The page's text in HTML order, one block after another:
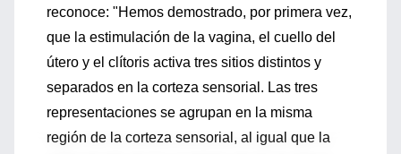
reconoce: "Hemos demostrado, por primera vez,
que la estimulación de la vagina, el cuello del
útero y el clítoris activa tres sitios distintos y
separados en la corteza sensorial. Las tres
representaciones se agrupan en la misma
región de la corteza sensorial, al igual que la